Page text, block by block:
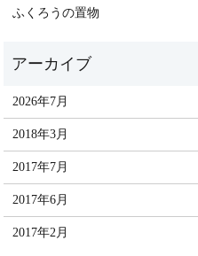
ふくろうの置物
2026年7月
2018年3月
2017年7月
2017年6月
2017年2月